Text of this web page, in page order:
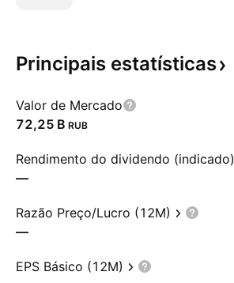
Principais estatísticas
Valor de Mercado
‪72,25 B‬ RUB
Rendimento do dividendo (indicado)
—
Razão Preço/Lucro (12M)
—
EPS Básico (12M)